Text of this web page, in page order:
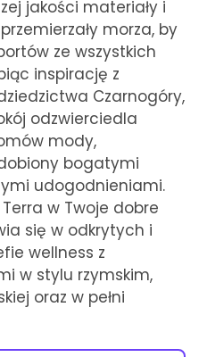
jakości materiały i
morza, by
ze wszystkich
inspirację z
Czarnogóry,
odzwierciedla
mody,
bogatymi
udogodnieniami.
w Twoje dobre
się w odkrytych i
wellness z
w stylu rzymskim,
oraz w pełni